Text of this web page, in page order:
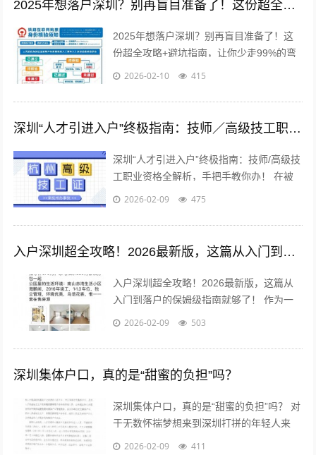
2025年想落户深圳？别再盲目准备了！这份超全攻略+避坑指南，让你少走99%的弯路
2025年想落户深圳？别再盲目准备了！这
份超全攻略+避坑指南，让你少走99%的弯
路 来了，就是深圳人。 这句口号温暖了无
2026-02-10 415
深圳“人才引进入户”终极指南：技师／高级技工职业资格全解析，手把手教你办！
深圳“人才引进入户”终极指南：技师/高级技
工职业资格全解析，手把手教你办！ 在被
誉为“中国硅谷”的深圳，无数追梦人汇聚于
2026-02-09 475
入户深圳超全攻略！2026最新版，这篇从入门到落户的保姆级指南就够了！
入户深圳超全攻略！2026最新版，这篇从
入门到落户的保姆级指南就够了！ 作为一
名在深圳打拼多年，成功“上岸”拿到户口的
2026-02-09 503
深圳集体户口，真的是“甜蜜的负担”吗？
深圳集体户口，真的是“甜蜜的负担”吗？ 对
于无数怀揣梦想来到深圳打拼的年轻人来
说，户口，这个承载着太多福利与身份象征
2026-02-09 411